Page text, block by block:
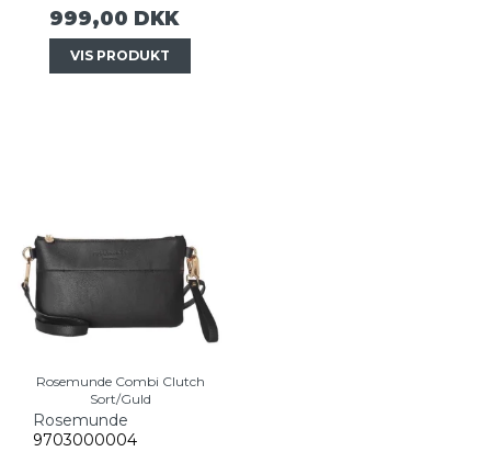
999,00 DKK
VIS PRODUKT
Rosemunde Combi Clutch
Sort/Guld
Rosemunde
9703000004